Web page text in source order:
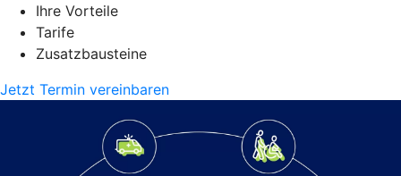
Ihre Vorteile
Tarife
Zusatzbausteine
Jetzt Termin vereinbaren